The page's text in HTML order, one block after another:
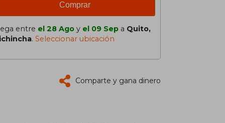
Comprar
entre el 28 Ago y el 09 Sep a Quito,
. Seleccionar ubicación
Comparte y gana dinero